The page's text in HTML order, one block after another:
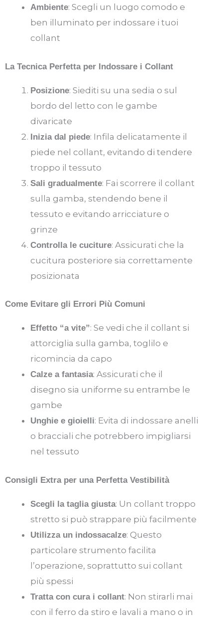
Ambiente: Scegli un luogo comodo e
ben illuminato per indossare i tuoi
collant
La Tecnica Perfetta per Indossare i Collant
Posizione: Siediti su una sedia o sul
bordo del letto con le gambe
divaricate
Inizia dal piede: Infila delicatamente il
piede nel collant, evitando di tendere
troppo il tessuto
Sali gradualmente: Fai scorrere il collant
sulla gamba, stendendo bene il
tessuto e evitando arricciature o
grinze
Controlla le cuciture: Assicurati che la
cucitura posteriore sia correttamente
posizionata
Come Evitare gli Errori Più Comuni
Effetto “a vite”: Se vedi che il collant si
attorciglia sulla gamba, toglilo e
ricomincia da capo
Calze a fantasia: Assicurati che il
disegno sia uniforme su entrambe le
gambe
Unghie e gioielli: Evita di indossare anelli
o bracciali che potrebbero impigliarsi
nel tessuto
Consigli Extra per una Perfetta Vestibilità
Scegli la taglia giusta: Un collant troppo
stretto si può strappare più facilmente
Utilizza un indossacalze: Questo
particolare strumento facilita
l’operazione, soprattutto sui collant
più spessi
Tratta con cura i collant: Non stirarli mai
con il ferro da stiro e lavali a mano o in